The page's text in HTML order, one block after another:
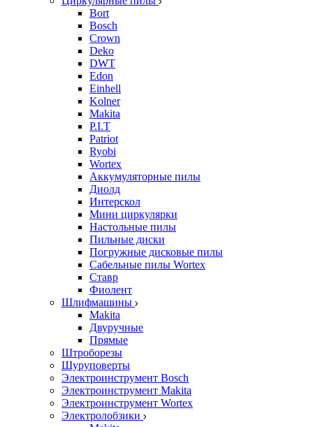
Bort
Bosch
Crown
Deko
DWT
Edon
Einhell
Kolner
Makita
P.I.T
Patriot
Ryobi
Wortex
Аккумуляторные пилы
Диолд
Интерскол
Мини циркулярки
Настольные пилы
Пильные диски
Погружные дисковые пилы
Сабельные пилы Wortex
Ставр
Фиолент
Шлифмашины
Makita
Двуручные
Прямые
Штроборезы
Шуруповерты
Электроинструмент Bosch
Электроинструмент Makita
Электроинструмент Wortex
Электролобзики